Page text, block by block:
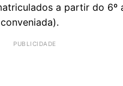
a partir do 6º